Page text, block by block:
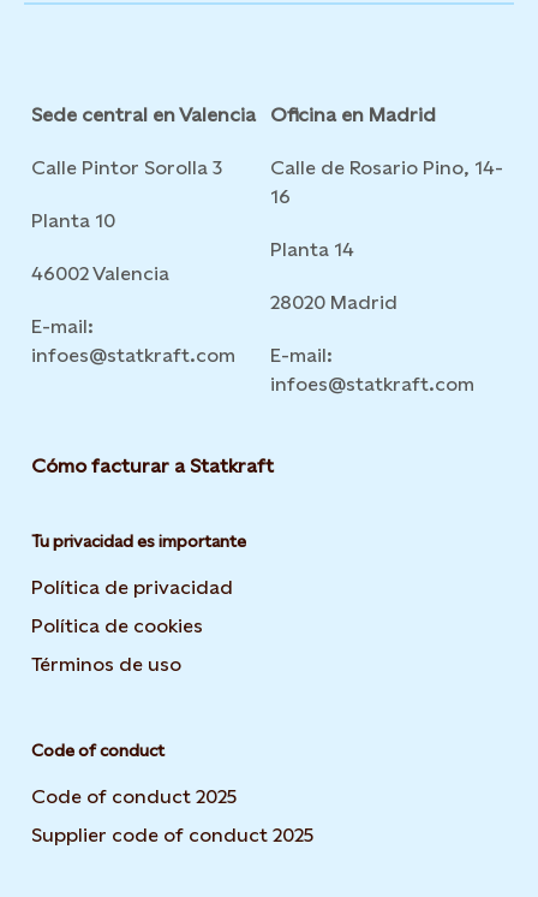
Sede central en Valencia
Calle Pintor Sorolla 3
Planta 10
46002 Valencia
E-mail:
infoes@statkraft.com
Oficina en Madrid
Calle de Rosario Pino, 14-
16
Planta 14
28020 Madrid
E-mail:
infoes@statkraft.com
Cómo facturar a Statkraft
Tu privacidad es importante
Política de privacidad
Política de cookies
Términos de uso
Code of conduct
Code of conduct 2025
Supplier code of conduct 2025